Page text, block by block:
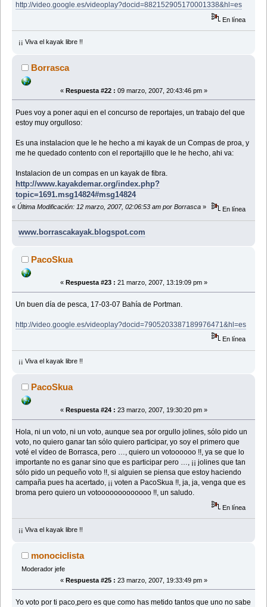
http://video.google.es/videoplay?docid=882152905170001338&hl=es
En línea
¡¡ Viva el kayak libre !!
Borrasca
« Respuesta #22 : 09 marzo, 2007, 20:43:46 pm »
Pues voy a poner aqui en el concurso de reportajes, un trabajo del que
estoy muy orgulloso:
Es una instalacion que le he hecho a mi kayak de un Compas de proa, y
me he quedado contento con el reportajillo que le he hecho, ahi va:
Instalacion de un compas en un kayak de fibra.
http://www.kayakdemar.org/index.php?
topic=1691.msg14824#msg14824
« Última Modificación: 12 marzo, 2007, 02:06:53 am por Borrasca » En línea
www.borrascakayak.blogspot.com
PacoSkua
« Respuesta #23 : 21 marzo, 2007, 13:19:09 pm »
Un buen día de pesca, 17-03-07 Bahía de Portman.
http://video.google.es/videoplay?docid=7905203387189976471&hl=es
En línea
¡¡ Viva el kayak libre !!
PacoSkua
« Respuesta #24 : 23 marzo, 2007, 19:30:20 pm »
Hola, ni un voto, ni un voto, aunque sea por orgullo jolines, sólo pido un
voto, no quiero ganar tan sólo quiero participar, yo soy el primero que
voté el vídeo de Borrasca, pero …, quiero un votoooooo !!, ya se que lo
importante no es ganar sino que es participar pero …, ¡¡ jolines que tan
sólo pido un pequeño voto !!, si alguien se piensa que estoy haciendo
campaña pues ha acertado, ¡¡ voten a PacoSkua !!, ja, ja, venga que es
broma pero quiero un votooooooooooooo !!, un saludo.
En línea
¡¡ Viva el kayak libre !!
monociclista
Moderador jefe
« Respuesta #25 : 23 marzo, 2007, 19:33:49 pm »
Yo voto por ti paco,pero es que como has metido tantos que uno no sabe